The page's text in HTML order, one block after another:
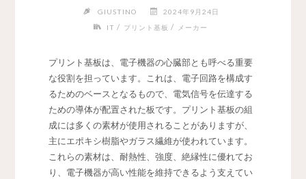
GIUSTINO
2024年9月24日
IT / プリント基板 / メーカー
プリント基板は、電子機器の心臓部とも呼べる重要
な役割を担っています。
これは、電子回路を構成す
るためのベースとなるもので、電気信号を伝達する
ための導体が配置された板です。プリント基板の組
成には多くの素材が使用されることがありますが、
主にエポキシ樹脂やガラス繊維が使われています。
これらの素材は、耐熱性、強度、絶縁性に優れてお
り、電子機器が高い性能を維持できるよう支えてい